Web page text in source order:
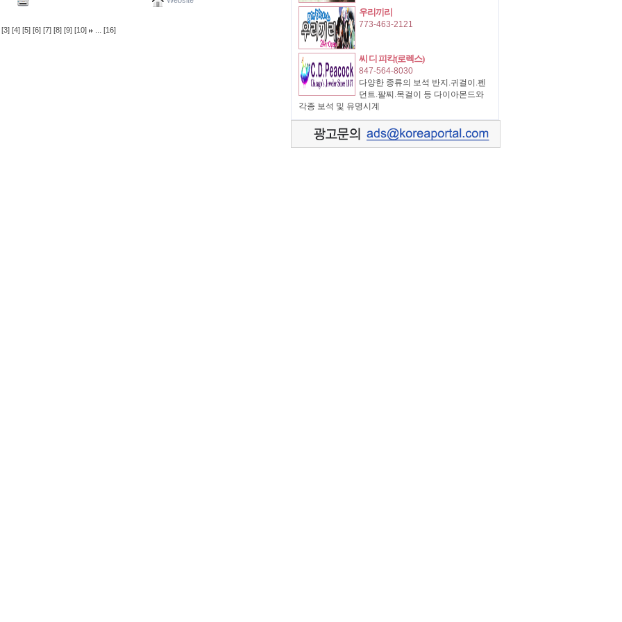
[3] [4] [5] [6] [7] [8] [9] [10] ... [16]
우리끼리
773-463-2121
씨 디 피칵(로렉스)
847-564-8030
다양한 종류의 보석 반지.귀걸이.펜
던트.팔찌.목걸이 등 다이아몬드와
각종 보석 및 유명시계